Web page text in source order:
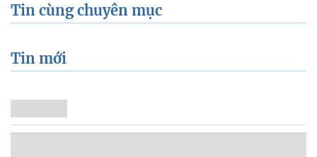
Tin cùng chuyên mục
Tin mới